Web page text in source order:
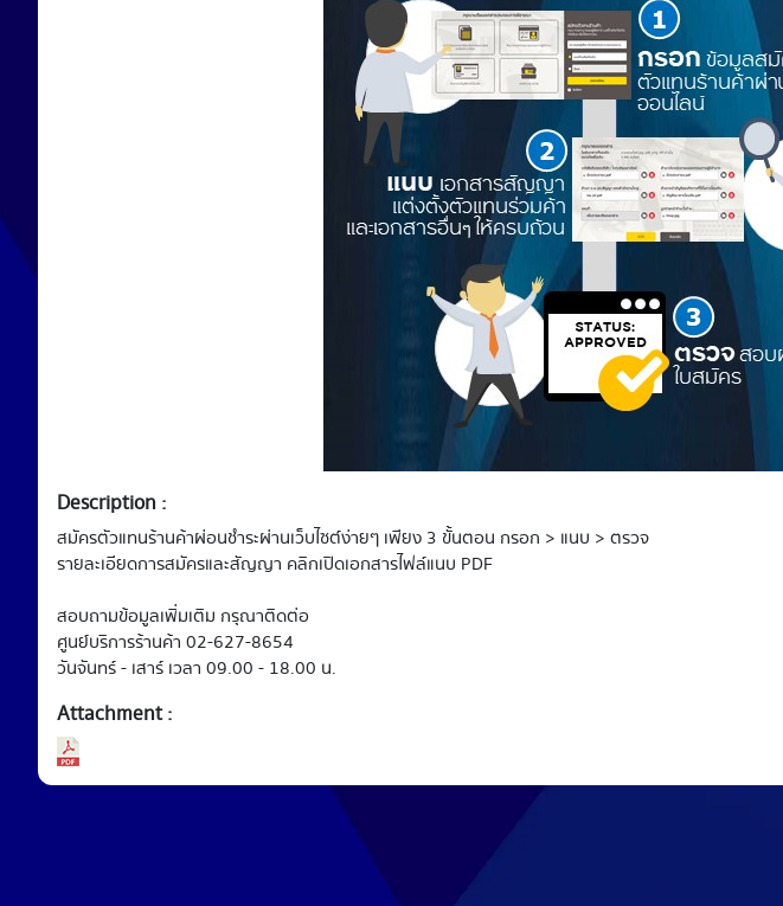
Description :
สมัครตัวแทนร้านค้าผ่อนชำระผ่านเว็บไซต์ง่ายๆ เพียง 3 ขั้นตอน กรอก > แนบ > ตรวจ
รายละเอียดการสมัครและสัญญา คลิกเปิดเอกสารไฟล์แนบ PDF
สอบถามข้อมูลเพิ่มเติม กรุณาติดต่อ
​ศูนย์บริการร้านค้า 02-627-8654
วันจันทร์ - เสาร์ เวลา 09.00 - 18.00 น.
Attachment :